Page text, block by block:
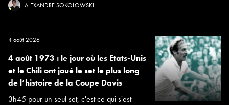
ALEXANDRE SOKOLOWSKI
4 août 2026
4 août 1973 : le jour où les Etats-Unis
et le Chili ont joué le set le plus long
de l’histoire de la Coupe Davis
3h45 pour un seul set, c'est ce qui s'est